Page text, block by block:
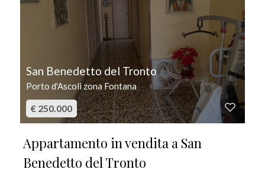
San Benedetto del Tronto
Porto d'Ascoli zona Fontana
€ 250.000
Appartamento in vendita a San
Benedetto del Tronto